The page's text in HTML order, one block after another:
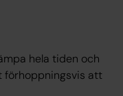
hela tiden och
förhoppningsvis att